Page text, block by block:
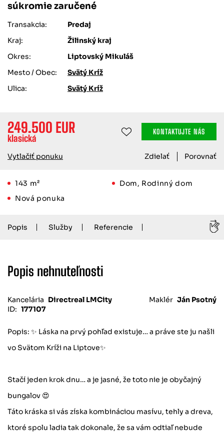
Popis Služby Referencie
súkromie zaručené
Transakcia:
Predaj
Kraj:
Žilinský kraj
Okres:
Liptovský Mikuláš
Mesto / Obec:
Svätý Kríž
Ulica:
Svätý Kríž
143 m²
Dom, Rodinný dom
Nová ponuka
249.500 EUR
klasická
KONTAKTUJTE NÁS
Vytlačiť ponuku Zdielať Porovnať
Popis nehnuteľnosti
Kancelária Directreal LMCity Maklér Ján Psotný
ID: 177107
Popis: ✨ Láska na prvý pohľad existuje… a práve ste ju našli
vo Svätom Kríži na Liptove✨
Stačí jeden krok dnu… a je jasné, že toto nie je obyčajný
bungalov 😍
Táto kráska si vás získa kombináciou masívu, tehly a dreva,
ktoré spolu ladia tak dokonale, že sa vám odtiaľ nebude